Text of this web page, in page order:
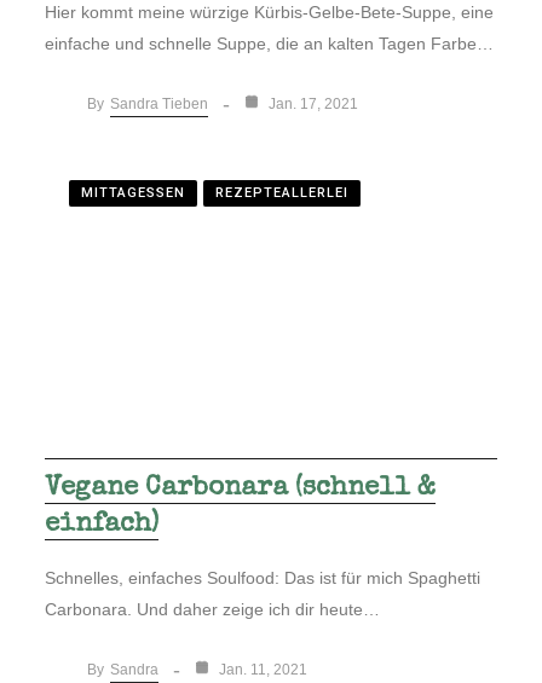
Hier kommt meine würzige Kürbis-Gelbe-Bete-Suppe, eine
einfache und schnelle Suppe, die an kalten Tagen Farbe…
By Sandra Tieben Jan. 17, 2021
MITTAGESSEN REZEPTEALLERLEI
Vegane Carbonara (schnell &
einfach)
Schnelles, einfaches Soulfood: Das ist für mich Spaghetti
Carbonara. Und daher zeige ich dir heute…
By Sandra Jan. 11, 2021